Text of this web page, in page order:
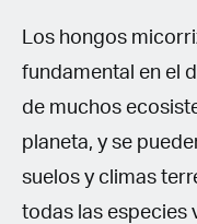
Los hongos
fundamental en el
de muchos
planeta, y se
suelos y climas
todas las especies